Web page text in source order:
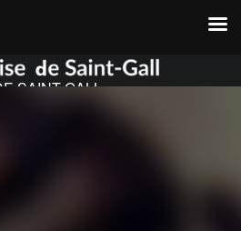
SAINT GALL